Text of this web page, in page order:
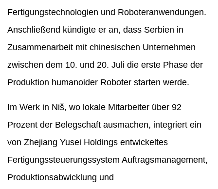
Fertigungstechnologien und Roboteranwendungen.
Anschließend kündigte er an, dass Serbien in
Zusammenarbeit mit chinesischen Unternehmen
zwischen dem 10. und 20. Juli die erste Phase der
Produktion humanoider Roboter starten werde.
Im Werk in Niš, wo lokale Mitarbeiter über 92
Prozent der Belegschaft ausmachen, integriert ein
von Zhejiang Yusei Holdings entwickeltes
Fertigungssteuerungssystem Auftragsmanagement,
Produktionsabwicklung und